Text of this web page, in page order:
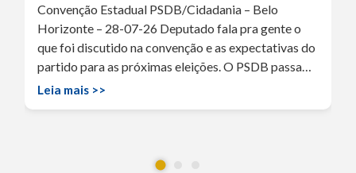
Convenção Estadual PSDB/Cidadania – Belo
Horizonte – 28-07-26 Deputado fala pra gente o
que foi discutido na convenção e as expectativas do
partido para as próximas eleições. O PSDB passa…
Leia mais >>